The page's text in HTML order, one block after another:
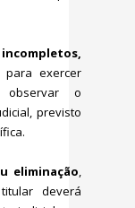
incompletos,
para exercer
o
previsto
eliminação,
deverá